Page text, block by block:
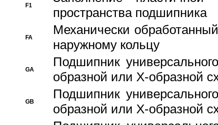
F1
пространства подшипника
FA
Механически
наружному кольцу
GA
Подшипник
образной или Х-образной
GB
Подшипник
образной или Х-образной